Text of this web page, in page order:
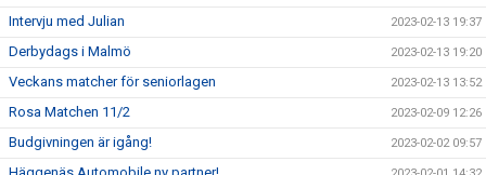
Intervju med Julian 2023-02-13 19:37
Derbydags i Malmö 2023-02-13 19:20
Veckans matcher för seniorlagen 2023-02-13 13:52
Rosa Matchen 11/2 2023-02-09 12:26
Budgivningen är igång! 2023-02-02 09:57